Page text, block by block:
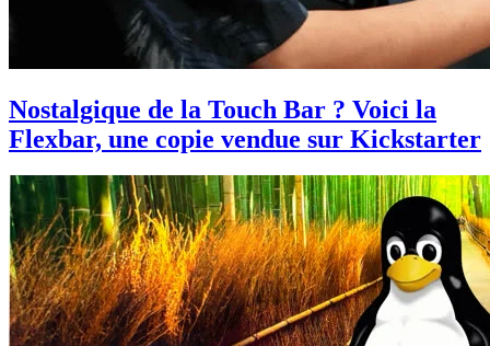
Nostalgique de la Touch Bar ? Voici la
Flexbar, une copie vendue sur Kickstarter